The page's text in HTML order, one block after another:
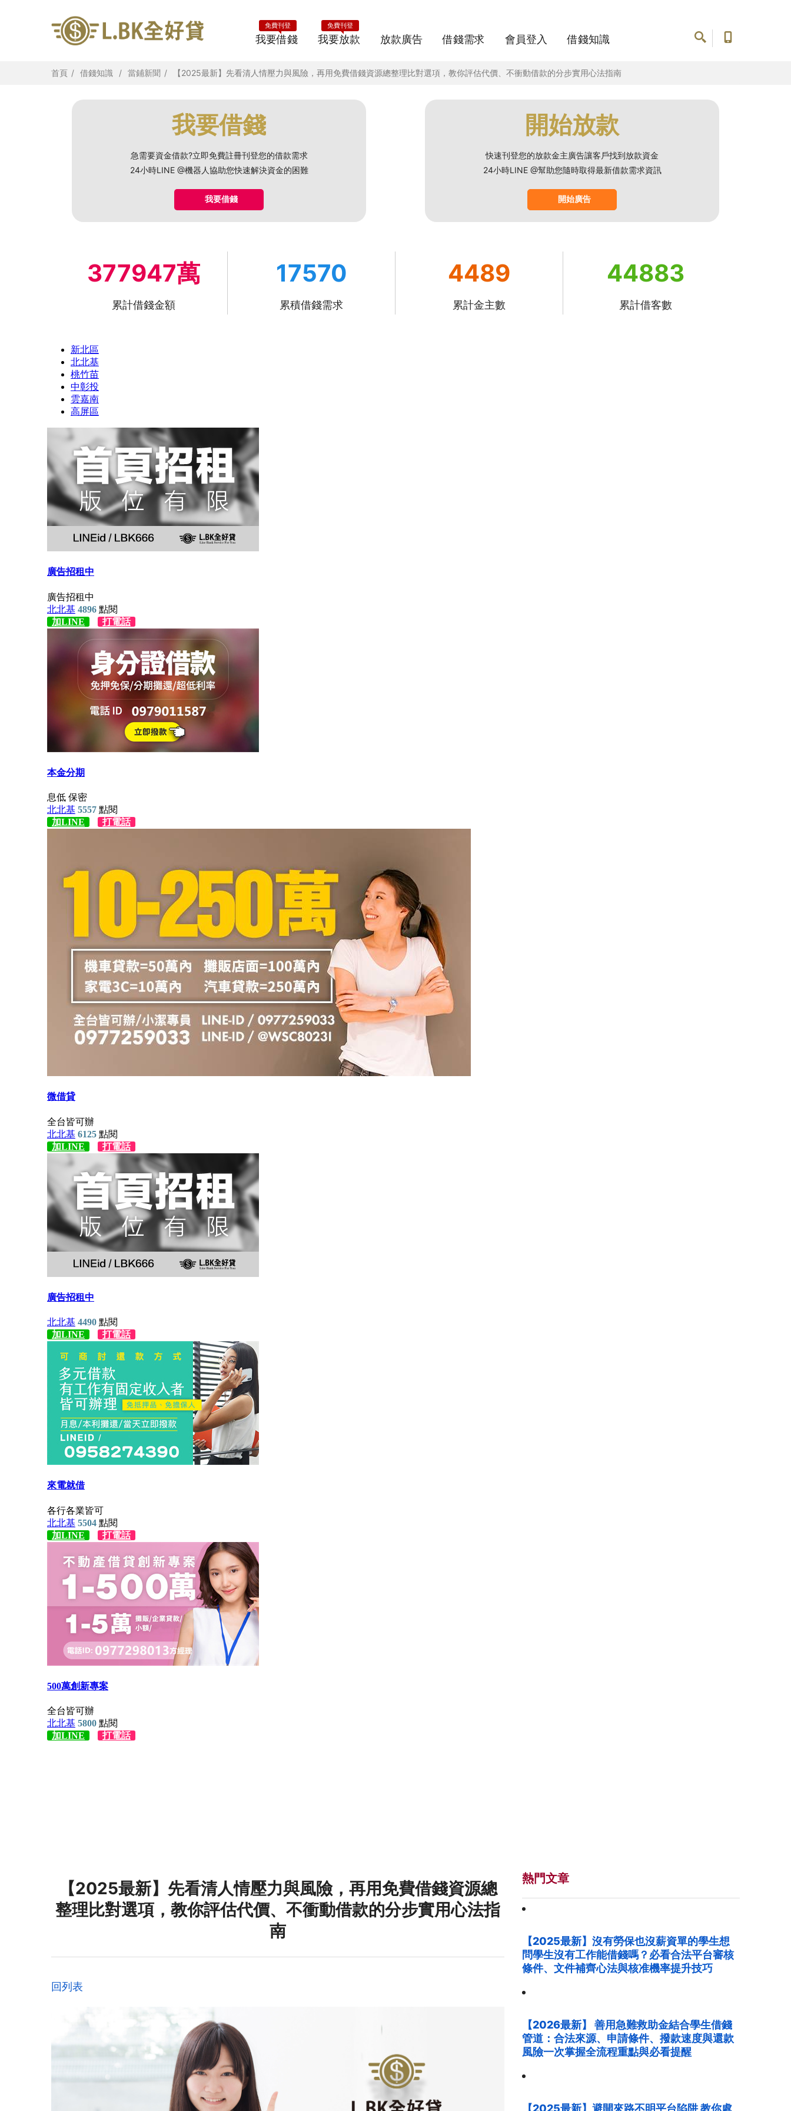
我要借錢
免費刊登
我要放款
免費刊登
放款廣告 借錢需求 會員登入 借錢知識
首頁 借錢知識 當鋪新聞 【2025最新】先看清人情壓力與風險，再用免費借錢資源總整理比對選項，教你評估代價、不衝動借款的分步實用心法指南
我要借錢
急需要資金借款?立即免費註冊刊登您的借款需求
24小時LINE @機器人協助您快速解決資金的困難
我要借錢
開始放款
快速刊登您的放款金主廣告讓客戶找到放款資金
24小時LINE @幫助您隨時取得最新借款需求資訊
開始廣告
377947萬
累計借錢金額
17570
累積借錢需求
4489
累計金主數
44883
累計借客數
【2025最新】先看清人情壓力與風險，再用免費借錢資源總
整理比對選項，教你評估代價、不衝動借款的分步實用心法指
南
回列表
熱門文章
【2025最新】沒有勞保也沒薪資單的學生想
問學生沒有工作能借錢嗎？必看合法平台審核
條件、文件補齊心法與核准機率提升技巧
【2026最新】 善用急難救助金結合學生借錢
管道：合法來源、申請條件、撥款速度與還款
風險一次掌握全流程重點與必看提醒
【2025最新】避開來路不明平台陷阱 教你處